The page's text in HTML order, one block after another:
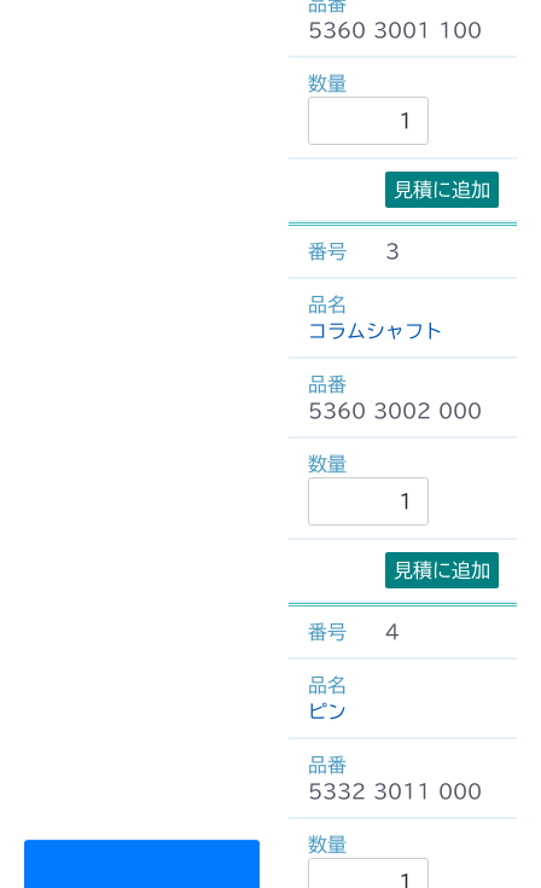
5360 3001 100
見積に追加
3
コラムシャフト
5360 3002 000
見積に追加
4
ピン
5332 3011 000